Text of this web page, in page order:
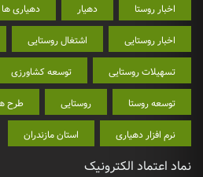
اخبار روستا دهیار دهیاری ها
اخبار روستایی اشتغال روستایی
تسهیلات روستایی توسعه کشاورزی
توسعه روستا روستایی طرح
نرم افزار دهیاری استان مازندران
نماد اعتماد الکترونیک